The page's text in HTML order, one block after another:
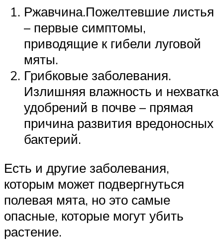
Ржавчина.Пожелтевшие листья
– первые симптомы,
приводящие к гибели луговой
мяты.
Грибковые заболевания.
Излишняя влажность и нехватка
удобрений в почве – прямая
причина развития вредоносных
бактерий.
Есть и другие заболевания,
которым может подвергнуться
полевая мята, но это самые
опасные, которые могут убить
растение.